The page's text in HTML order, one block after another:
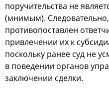
поручительства не
(мнимым).
противопоставлен
привлечении их к
поскольку ранее суд не
в поведении органов
заключении сделки.